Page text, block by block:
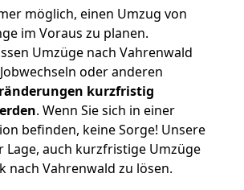
möglich, einen Umzug von
im Voraus zu planen.
Umzüge nach Vahrenwald
oder anderen
kurzfristig
. Wenn Sie sich in einer
befinden, keine Sorge! Unsere
Lage, auch kurzfristige Umzüge
nach Vahrenwald zu lösen.